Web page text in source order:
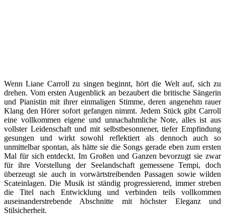
Wenn Liane Carroll zu singen beginnt, hört die Welt auf, sich zu
drehen. Vom ersten Augenblick an bezaubert die britische Sängerin
und Pianistin mit ihrer einmaligen Stimme, deren angenehm rauer
Klang den Hörer sofort gefangen nimmt. Jedem Stück gibt Carroll
eine vollkommen eigene und unnachahmliche Note, alles ist aus
vollster Leidenschaft und mit selbstbesonnener, tiefer Empfindung
gesungen und wirkt sowohl reflektiert als dennoch auch so
unmittelbar spontan, als hätte sie die Songs gerade eben zum ersten
Mal für sich entdeckt. Im Großen und Ganzen bevorzugt sie zwar
für ihre Vorstellung der Seelandschaft gemessene Tempi, doch
überzeugt sie auch in vorwärtstreibenden Passagen sowie wilden
Scateinlagen. Die Musik ist ständig progressierend, immer streben
die Titel nach Entwicklung und verbinden teils vollkommen
auseinanderstrebende Abschnitte mit höchster Eleganz und
Stilsicherheit.